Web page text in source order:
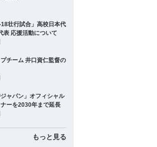
18壮行試合」高校日本代
表 応援活動について
チーム 井口資仁監督の
ャパン」オフィシャル
ーを2030年まで延長
もっと見る